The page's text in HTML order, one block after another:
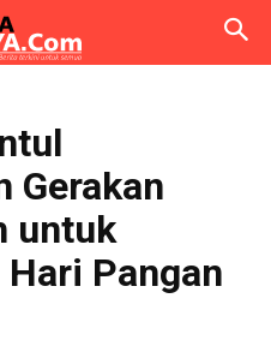
Gerakan
untuk
Pangan